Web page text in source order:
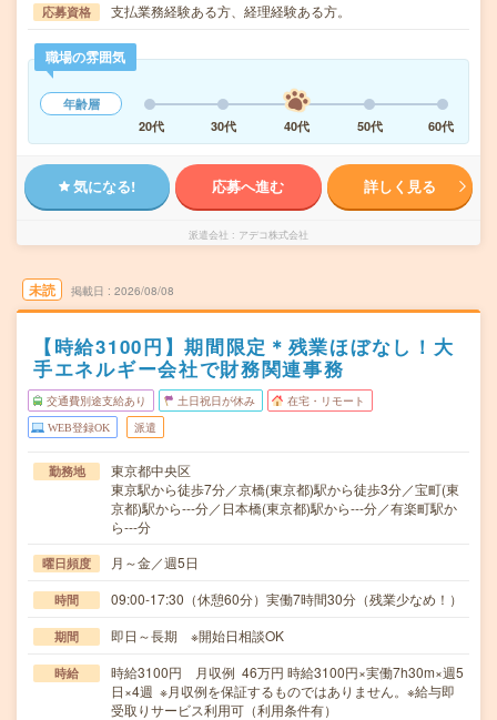
応募資格 支払業務経験ある方、経理経験ある方。
職場の雰囲気
年齢層
20代
30代 40代 50代 60代
気になる! 応募へ進む 詳しく見る
派遣会社 アデコ株式会社
未読 掲載日 2026/08/08
【時給3100円】期間限定＊残業ほぼなし！大
手エネルギー会社で財務関連事務
交通費別途支給あり 土日祝日が休み 在宅・リモート
WEB登録OK 派遣
勤務地
東京都中央区
東京駅から徒歩7分／京橋(東京都)駅から徒歩3分／宝町(東
京都)駅から---分／日本橋(東京都)駅から---分／有楽町駅か
ら---分
曜日頻度 月～金／週5日
時間 09:00-17:30（休憩60分）実働7時間30分（残業少なめ！）
期間 即日～長期 ※開始日相談OK
時給
時給3100円 月収例 46万円 時給3100円×実働7h30m×週5
日×4週 ※月収例を保証するものではありません。※給与即
受取りサービス利用可（利用条件有）